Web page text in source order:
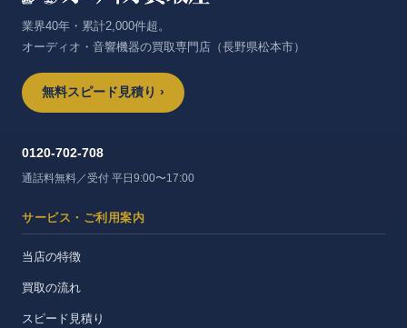
業界40年・累計2,000件超。
オーディオ・音響機器の買取専門店（長野県松本市）
無料スピード見積り ›
0120-702-708
通話料無料／受付 平日9:00〜17:00
サービス・ご利用案内
当店の特徴
買取の流れ
スピード見積り